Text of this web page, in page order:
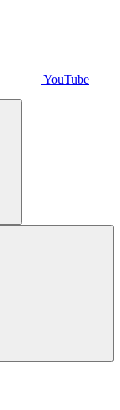
YouTube